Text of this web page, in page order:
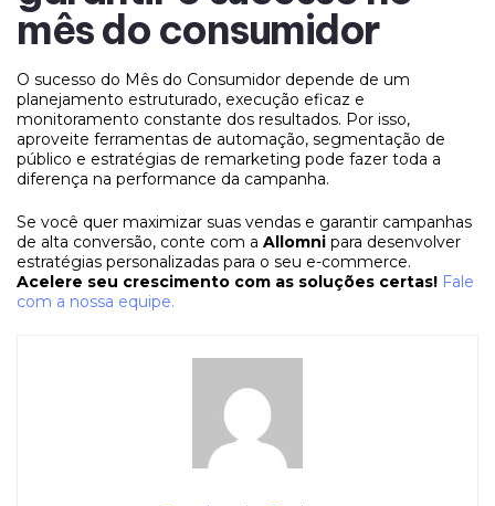
mês do consumidor
O sucesso do Mês do Consumidor depende de um
planejamento estruturado, execução eficaz e
monitoramento constante dos resultados. Por isso,
aproveite ferramentas de automação, segmentação de
público e estratégias de remarketing pode fazer toda a
diferença na performance da campanha.
Se você quer maximizar suas vendas e garantir campanhas
de alta conversão, conte com a Allomni para desenvolver
estratégias personalizadas para o seu e-commerce.
Acelere seu crescimento com as soluções certas! Fale
com a nossa equipe.